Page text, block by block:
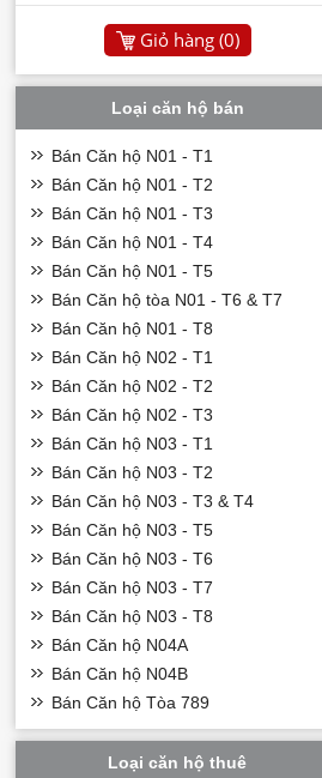
Giỏ hàng (0)
Loại căn hộ bán
Bán Căn hộ N01 - T1
Bán Căn hộ N01 - T2
Bán Căn hộ N01 - T3
Bán Căn hộ N01 - T4
Bán Căn hộ N01 - T5
Bán Căn hộ tòa N01 - T6 & T7
Bán Căn hộ N01 - T8
Bán Căn hộ N02 - T1
Bán Căn hộ N02 - T2
Bán Căn hộ N02 - T3
Bán Căn hộ N03 - T1
Bán Căn hộ N03 - T2
Bán Căn hộ N03 - T3 & T4
Bán Căn hộ N03 - T5
Bán Căn hộ N03 - T6
Bán Căn hộ N03 - T7
Bán Căn hộ N03 - T8
Bán Căn hộ N04A
Bán Căn hộ N04B
Bán Căn hộ Tòa 789
Loại căn hộ thuê